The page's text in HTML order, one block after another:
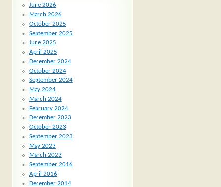
June 2026
March 2026
October 2025
September 2025
June 2025
April 2025
December 2024
October 2024
September 2024
May 2024
March 2024
February 2024
December 2023
October 2023
September 2023
May 2023
March 2023
September 2016
April 2016
December 2014